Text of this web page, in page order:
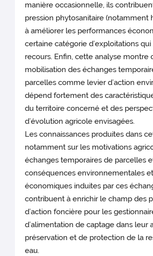
manière occasionnelle, ils
pression phytosanitaire (notamment
à améliorer les performances
certaine catégorie d’exploitations
recours. Enfin, cette analyse montre
mobilisation des échanges
parcelles comme levier d’action
dépend fortement des
du territoire concerné et des
d’évolution agricole envisagées.
Les connaissances produites dans
notamment sur les motivations
échanges temporaires de parcelles
conséquences environnementales et
économiques induites par ces
contribuent à enrichir le champ des
d’action foncière pour les
d’alimentation de captage dans leur
préservation et de protection de la
eau.